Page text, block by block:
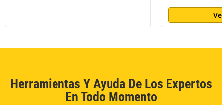
Herramientas Y Ayuda De Los Expertos
En Todo Momento